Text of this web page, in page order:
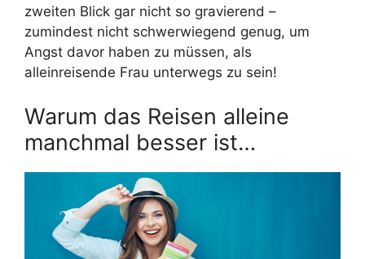
zweiten Blick gar nicht so gravierend –
zumindest nicht schwerwiegend genug, um
Angst davor haben zu müssen, als
alleinreisende Frau unterwegs zu sein!
Warum das Reisen alleine
manchmal besser ist…